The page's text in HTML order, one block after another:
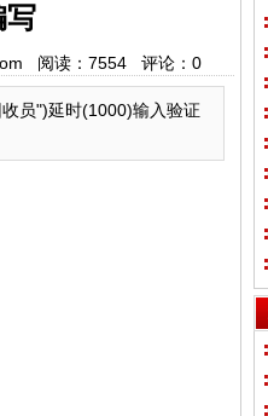
写
阅读： 7554评论： 0
员")延时(1000)输入验证